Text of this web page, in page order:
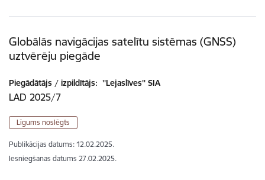
Globālās navigācijas satelītu sistēmas (GNSS)
uztvērēju piegāde
Piegādātājs / izpildītājs: ''Lejaslīves'' SIA
LAD 2025/7
Līgums noslēgts
Publikācijas datums: 12.02.2025.
Iesniegšanas datums 27.02.2025.